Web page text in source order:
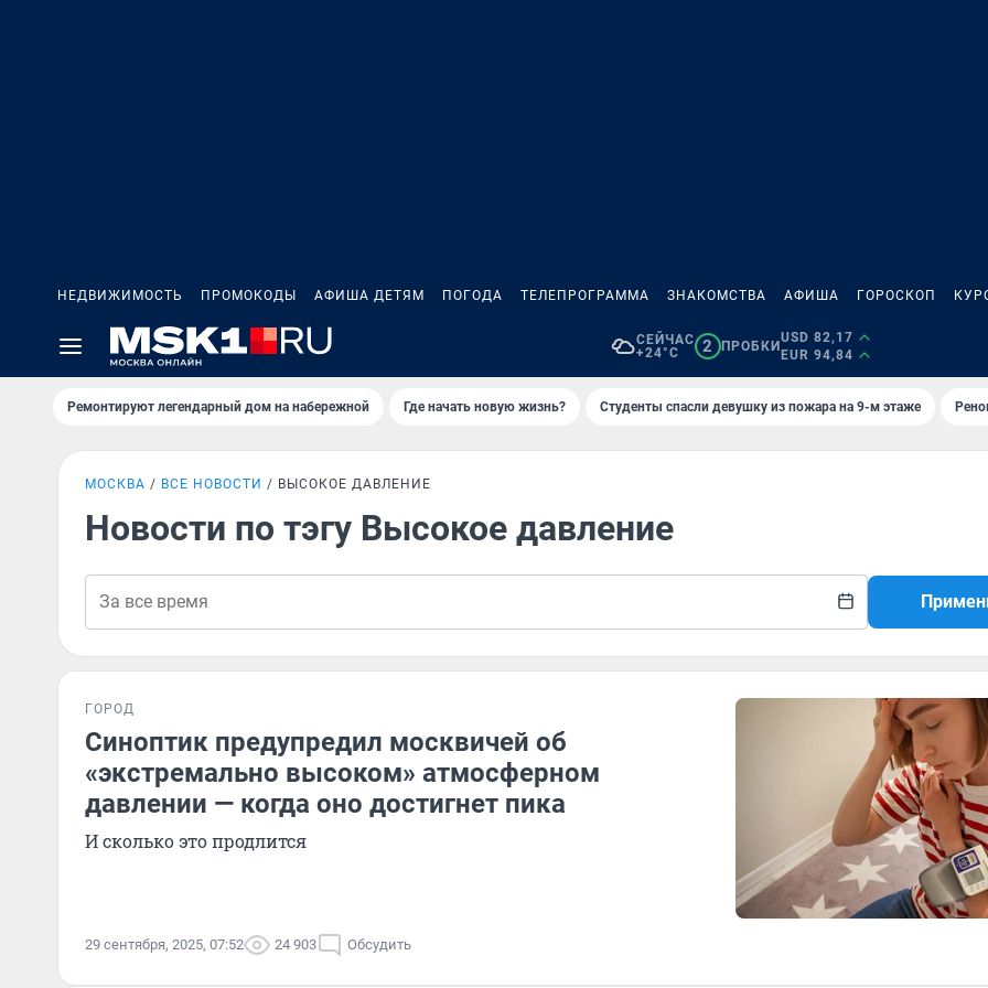
НЕДВИЖИМОСТЬ ПРОМОКОДЫ АФИША ДЕТЯМ ПОГОДА ТЕЛЕПРОГРАММА ЗНАКОМСТВА АФИША ГОРОСКОП
СЕЙЧАС
+24°C
2 ПРОБКИ
USD 82,17
EUR 94,84
Ремонтируют легендарный дом на набережной Где начать новую жизнь? Студенты спасли девушку из пожара на 9-м этаже
МОСКВА ВСЕ НОВОСТИ ВЫСОКОЕ ДАВЛЕНИЕ
Новости по тэгу Высокое давление
ГОРОД
Синоптик предупредил москвичей об
«экстремально высоком» атмосферном
давлении — когда оно достигнет пика
И сколько это продлится
29 сентября, 2025, 07:52 24 903 Обсудить